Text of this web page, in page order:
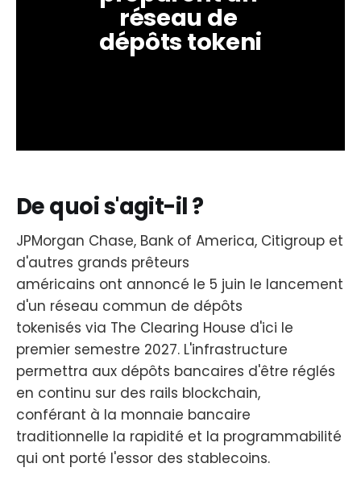
réseau de
dépôts tokeni
De quoi s'agit-il ?
JPMorgan Chase, Bank of America, Citigroup et
d'autres grands prêteurs
américains ont annoncé le 5 juin le lancement
d'un réseau commun de dépôts
tokenisés via The Clearing House d'ici le
premier semestre 2027. L'infrastructure
permettra aux dépôts bancaires d'être réglés
en continu sur des rails blockchain,
conférant à la monnaie bancaire
traditionnelle la rapidité et la programmabilité
qui ont porté l'essor des stablecoins.